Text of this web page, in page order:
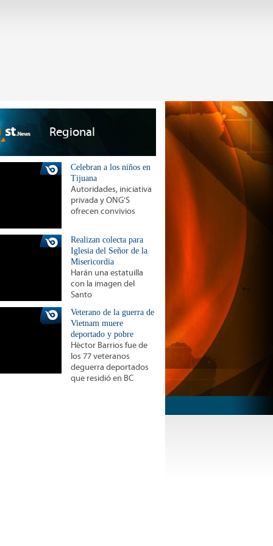
Regional
Celebran a los niños en
Tijuana
Autoridades, iniciativa
privada y ONG’S
ofrecen convivios
Realizan colecta para
Iglesia del Señor de la
Misericordia
Harán una estatuilla
con la imagen del
Santo
Veterano de la guerra de
Vietnam muere
deportado y pobre
Héctor Barrios fue de
los 77 veteranos
deguerra deportados
que residió en BC